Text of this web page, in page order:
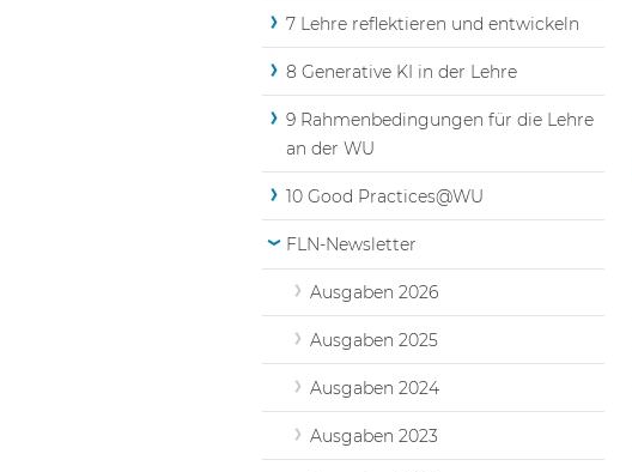
7 Lehre reflektieren und entwickeln
8 Generative KI in der Lehre
9 Rahmenbedingungen für die Lehre
an der WU
10 Good Practices@WU
FLN-Newsletter
Ausgaben 2026
Ausgaben 2025
Ausgaben 2024
Ausgaben 2023